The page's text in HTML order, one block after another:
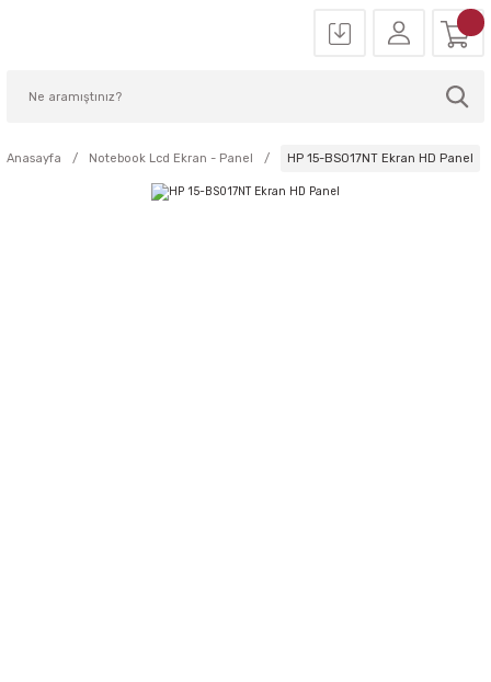
Anasayfa Notebook Lcd Ekran - Panel HP 15-BS017NT Ekran HD Panel